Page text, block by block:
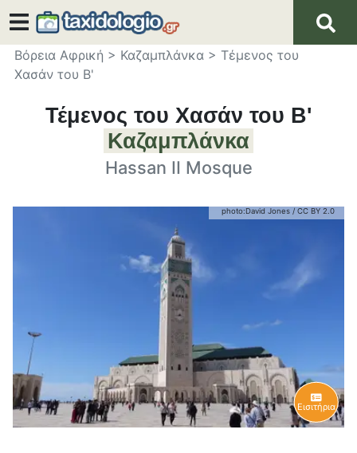
Βόρεια Αφρική > Καζαμπλάνκα > Τέμενος του
Χασάν του Β'
Τέμενος του Χασάν του Β'
Καζαμπλάνκα
Hassan II Mosque
photo:David Jones / CC BY 2.0
Εισιτήρια